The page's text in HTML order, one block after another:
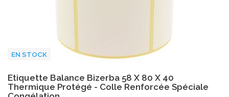
EN STOCK
Etiquette Balance Bizerba 58 X 80 X 40
Thermique Protégé - Colle Renforcée Spéciale